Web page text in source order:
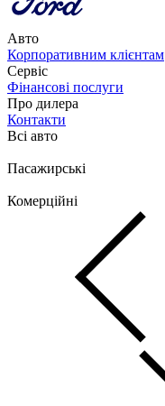
Авто
Корпоративним клієнтам
Сервіс
Фінансові послуги
Про дилера
Контакти
Всі авто
Пасажирські
Комерційні